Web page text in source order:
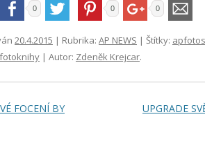
0 0 0
20.4.2015 | Rubrika: AP NEWS | Štítky:
fotoknihy | Autor: Zdeněk Krejcar.
FOCENÍ BY
UPGRADE